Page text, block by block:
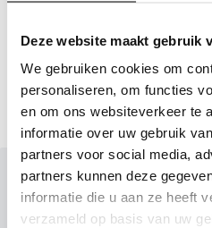
Deze website maakt gebruik
We gebruiken cookies om
personaliseren, om functies
en om ons websiteverkeer te
informatie over uw gebruik
partners voor social media,
partners kunnen deze
informatie die u aan ze heeft
verzameld op basis van uw
Gemmiddeld elektrisch
Inruilvoorstel op
Vul hier je gegevens in en